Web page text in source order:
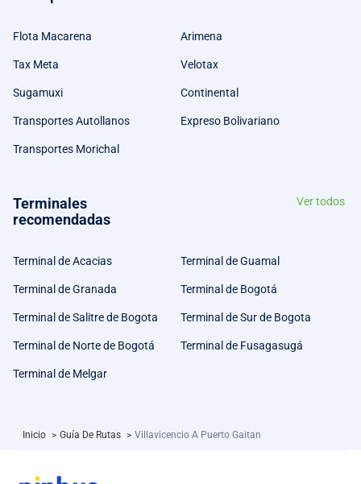
Flota Macarena Arimena
Tax Meta Velotax
Sugamuxi Continental
Transportes Autollanos Expreso Bolivariano
Transportes Morichal
Terminales
recomendadas
Ver todos
Terminal de Acacias Terminal de Guamal
Terminal de Granada Terminal de Bogotá
Terminal de Salitre de Bogota Terminal de Sur de Bogota
Terminal de Norte de Bogotá Terminal de Fusagasugá
Terminal de Melgar
Inicio > Guía De Rutas > Villavicencio A Puerto Gaitan